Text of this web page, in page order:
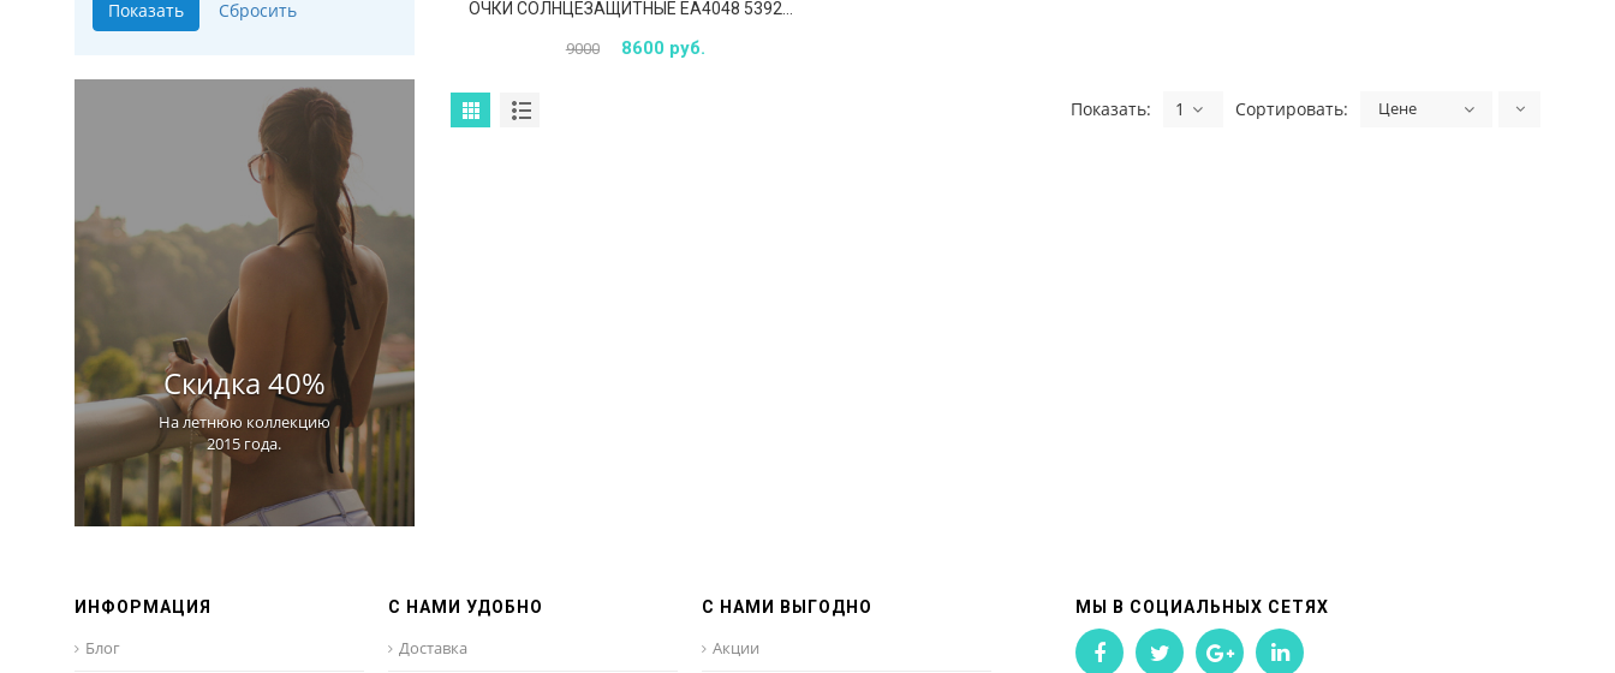
Скидка 40%
На летнюю коллекцию
2015 года.
ОЧКИ СОЛНЦЕЗАЩИТНЫЕ EA4048 539280
9000 8600 руб.
Сортировать: Цене
Показать: 1
ИНФОРМАЦИЯ
Блог
С НАМИ УДОБНО
Доставка
С НАМИ ВЫГОДНО
Акции
МЫ В СОЦИАЛЬНЫХ СЕТЯХ